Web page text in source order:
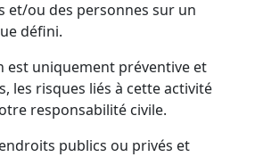
et/ou des personnes sur un
défini.
est uniquement préventive et
les risques liés à cette activité
responsabilité civile.
publics ou privés et